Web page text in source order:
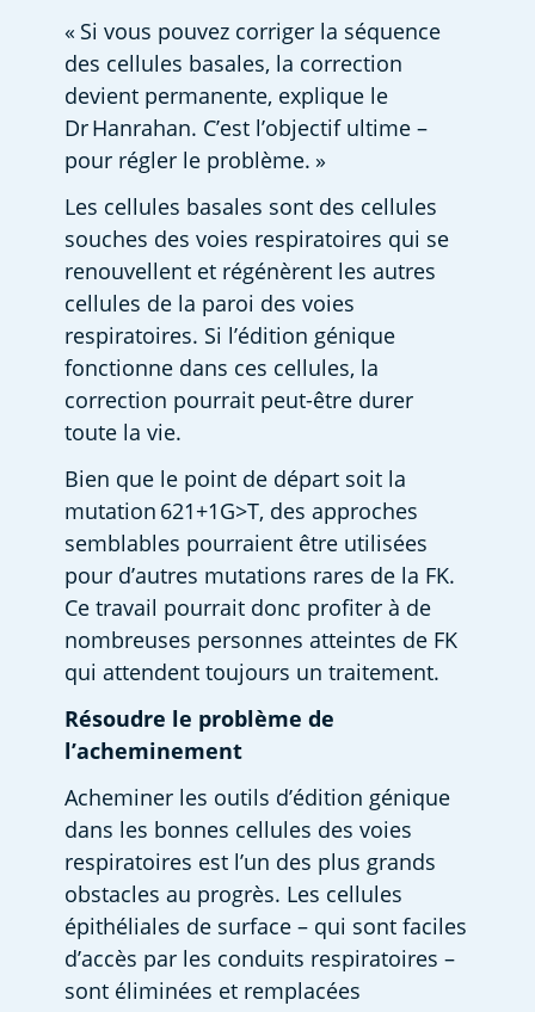
« Si vous pouvez corriger la séquence
des cellules basales, la correction
devient permanente, explique le
Dr Hanrahan. C’est l’objectif ultime –
pour régler le problème. »
Les cellules basales sont des cellules
souches des voies respiratoires qui se
renouvellent et régénèrent les autres
cellules de la paroi des voies
respiratoires. Si l’édition génique
fonctionne dans ces cellules, la
correction pourrait peut-être durer
toute la vie.
Bien que le point de départ soit la
mutation 621+1G>T, des approches
semblables pourraient être utilisées
pour d’autres mutations rares de la FK.
Ce travail pourrait donc profiter à de
nombreuses personnes atteintes de FK
qui attendent toujours un traitement.
Résoudre le problème de
l’acheminement
Acheminer les outils d’édition génique
dans les bonnes cellules des voies
respiratoires est l’un des plus grands
obstacles au progrès. Les cellules
épithéliales de surface – qui sont faciles
d’accès par les conduits respiratoires –
sont éliminées et remplacées